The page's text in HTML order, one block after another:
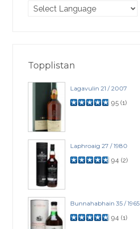
Topplistan
Lagavulin 21 / 2007
95 (1)
Laphroaig 27 / 1980
94 (2)
Bunnahabhain 35 / 1965
94 (1)